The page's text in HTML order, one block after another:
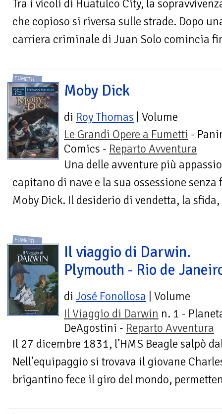
Tra i vicoli di Huatulco City, la
che copioso si riversa sulle strade. Dopo
carriera criminale di Juan Solo comincia
FUMETTI
Moby Dick
di Roy Thomas | Volume
Le Grandi Opere a Fumetti -
Comics - Reparto Avventura
Una delle avventure più
capitano di nave e la sua ossessione
Moby Dick. Il desiderio di vendetta, la
FUMETTI
Il viaggio di Darwin.
Plymouth - Rio de
di José Fonollosa | Volume
Il Viaggio di Darwin n. 1 -
DeAgostini - Reparto Avventura
Il 27 dicembre 1831, l’HMS Beagle salpò
Nell’equipaggio si trovava il giovane
brigantino fece il giro del mondo,